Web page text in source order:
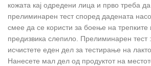
кожата кај одредени лица и прво треба
прелиминарен тест според дадената
смее да се користи за боење на
предизвика слепило. Прелиминарен тест
исчистете еден дел за тестирање на
Нанесете мал дел од продуктот на